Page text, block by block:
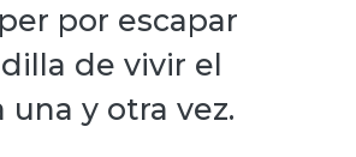
por escapar
de vivir el
una y otra vez.